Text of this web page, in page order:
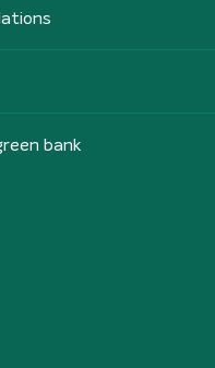
bank